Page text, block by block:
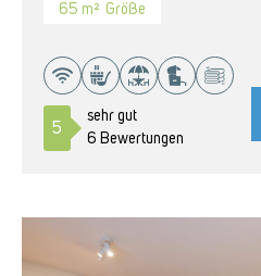
65 m² Größe
5
sehr gut
6 Bewertungen